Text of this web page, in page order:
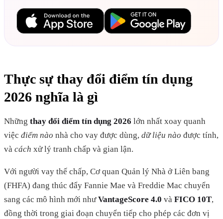
Thực sự thay đổi điểm tín dụng
2026 nghĩa là gì
Những thay đổi điểm tín dụng 2026 lớn nhất xoay quanh
việc điểm nào nhà cho vay được dùng, dữ liệu nào được tính,
và cách xử lý tranh chấp và gian lận.
Với người vay thế chấp, Cơ quan Quản lý Nhà ở Liên bang
(FHFA) đang thúc đẩy Fannie Mae và Freddie Mac chuyển
sang các mô hình mới nhưVantageScore 4.0 và FICO 10T,
đồng thời trong giai đoạn chuyển tiếp cho phép các đơn vị